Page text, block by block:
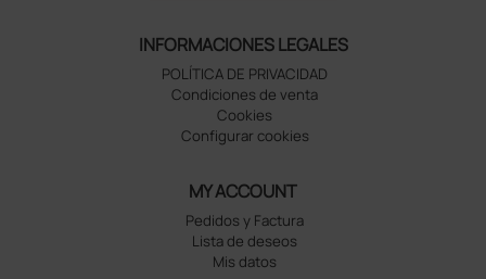
INFORMACIONES LEGALES
POLÍTICA DE PRIVACIDAD
Condiciones de venta
Cookies
Configurar cookies
MY ACCOUNT
Pedidos y Factura
Lista de deseos
Mis datos